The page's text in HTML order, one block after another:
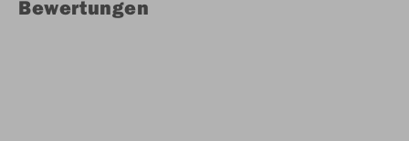
Bewertungen